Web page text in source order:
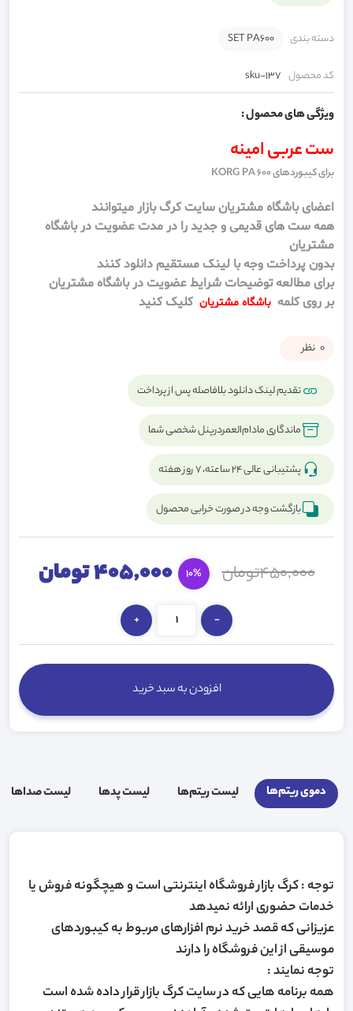
دسته بندی SET PA600
کد محصول sku-137
ویژگی های محصول :
ست عربی امینه
برای کیبوردهای KORG PA 600
اعضای باشگاه مشتریان سایت کرگ بازار میتوانند
همه ست های قدیمی و جدید را در مدت عضویت در باشگاه
مشتریان
بدون پرداخت وجه با لینک مستقیم دانلود کنند
برای مطالعه توضیحات شرایط عضویت در باشگاه مشتریان
بر روی کلمه باشگاه مشتریان کلیک کنید
0 نظر
تقدیم لینک دانلود بلافاصله پس از پرداخت
ماندگاری مادام‌العمردرپنل شخصی شما
پشتیبانی عالی ۲۴ ساعته، ۷ روز هفته
بازگشت وجه در صورت خرابی محصول
450,000تومان 10% 405,000 تومان
-
+
افزودن به سبد خرید
دموی ریتم‌ها لیست ریتم‌ها لیست پد‌ها لیست صدا‌ها
توجه : کرگ بازار فروشگاه اینترنتی است و هیچگونه فروش یا
خدمات حضوری ارائه نمیدهد
عزیزانی که قصد خرید نرم افزارهای مربوط به کیبوردهای
موسیقی از این فروشگاه را دارند
توجه نمایند :
همه برنامه هایی که در سایت کرگ بازار قرار داده شده است